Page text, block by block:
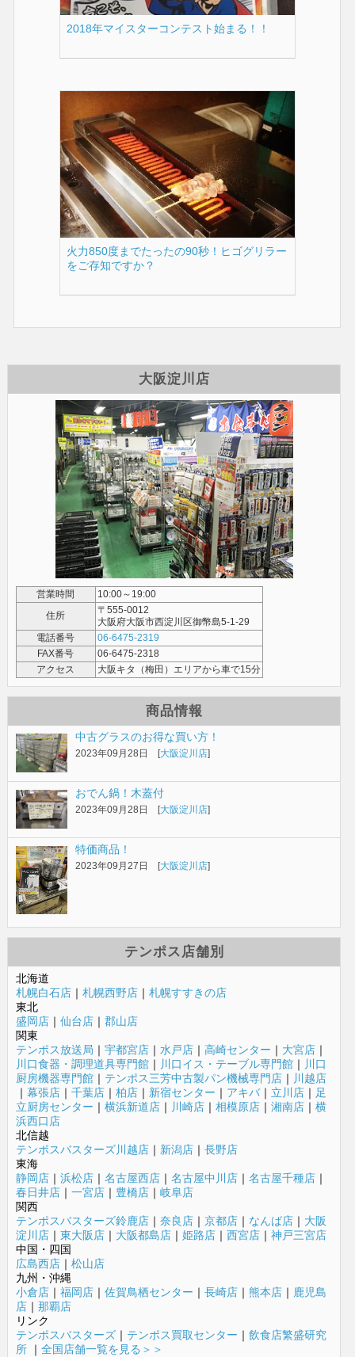
2018年マイスターコンテスト始まる！！
火力850度までたったの90秒！ヒゴグリラー
をご存知ですか？
大阪淀川店
営業時間
10:00～19:00
住所
〒555-0012
大阪府大阪市西淀川区御幣島5-1-29
電話番号
06-6475-2319
FAX番号
06-6475-2318
アクセス
大阪キタ（梅田）エリアから車で15分
商品情報
中古グラスのお得な買い方！
2023年09月28日 [大阪淀川店]
おでん鍋！木蓋付
2023年09月28日 [大阪淀川店]
特価商品！
2023年09月27日 [大阪淀川店]
テンポス店舗別
北海道
札幌白石店｜ 札幌西野店｜ 札幌すすきの店
東北
盛岡店｜ 仙台店｜ 郡山店
関東
テンポス放送局 ｜ 宇都宮店｜ 水戸店｜ 高崎センター ｜ 大宮店｜
川口食器・調理道具専門館｜ 川口イス・テーブル専門館｜ 川口
厨房機器専門館｜ テンポス三芳中古製パン機械専門店｜ 川越店
｜ 幕張店｜ 千葉店｜ 柏店｜ 新宿センター ｜ アキバ｜ 立川店｜ 足
立厨房センター ｜ 横浜新道店｜ 川崎店｜ 相模原店｜ 湘南店｜ 横
浜西口店
北信越
テンポスバスターズ川越店｜ 新潟店｜ 長野店
東海
静岡店｜ 浜松店｜ 名古屋西店｜ 名古屋中川店｜ 名古屋千種店｜
春日井店｜ 一宮店｜ 豊橋店｜ 岐阜店
関西
テンポスバスターズ鈴鹿店｜ 奈良店｜ 京都店｜ なんば店｜ 大阪
淀川店｜ 東大阪店｜ 大阪都島店｜ 姫路店｜ 西宮店｜ 神戸三宮店
中国・四国
広島西店｜ 松山店
九州・沖縄
小倉店｜ 福岡店｜ 佐賀鳥栖センター ｜ 長崎店｜ 熊本店｜ 鹿児島
店｜ 那覇店
リンク
テンポスバスターズ｜ テンポス買取センター ｜ 飲食店繁盛研究
所｜ 全国店舗一覧を見る＞＞